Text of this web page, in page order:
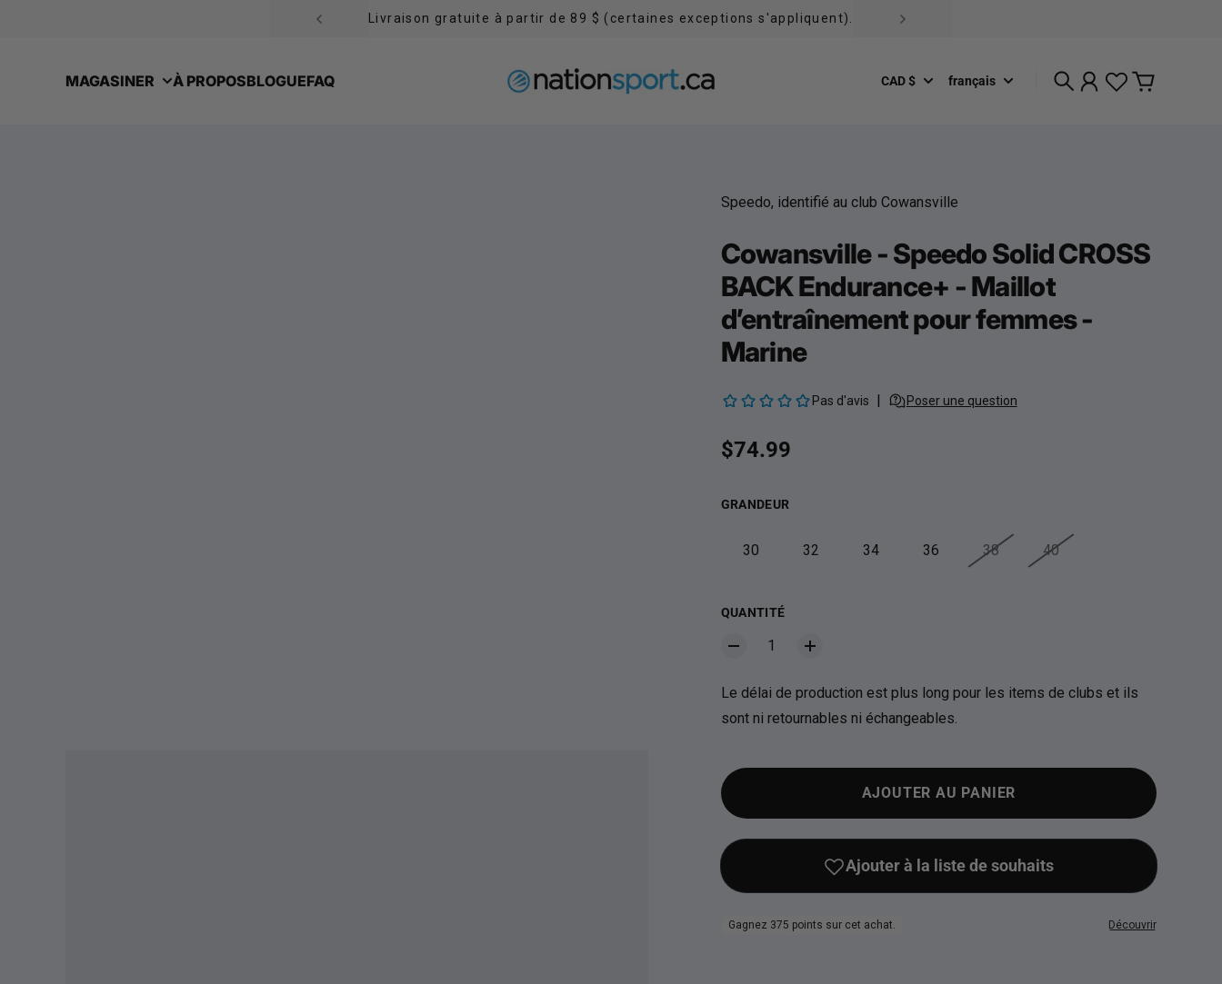
Livraison gratuite à partir de 89 $ (certaines exceptions s'appliquent).
Obtenez 10% de rabais en vous inscrivant à notre infolettre
MAGASINER À PROPOSBLOGUEFAQ CAD $ français
Recherche
Compte Panier
Speedo, identifié au club Cowansville
Cowansville - Speedo Solid CROSS
BACK Endurance+ - Maillot
d’entraînement pour femmes -
Marine
Prix habituel
$74.99
GRANDEUR
30 32 34 36 38 40
QUANTITÉ
Le délai de production est plus long pour les items de clubs et ils
sont ni retournables ni échangeables.
AJOUTER AU PANIER